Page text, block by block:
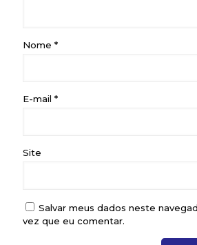
Nome *
E-mail *
Site
Salvar meus dados neste
vez que eu comentar.